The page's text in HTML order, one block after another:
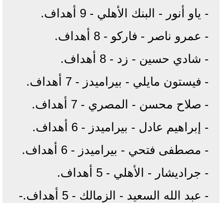
- ياو أنور - البنك الأهلي - 9 أهداف.
- عمرو ناصر - فاركو - 8 أهداف.
- شادي حسين - زد - 8 أهداف.
- فيستون مايلي - بيراميدز - 7 أهداف.
- صلاح محسن - المصري - 7 أهداف.
- إبراهيم عادل - بيراميدز - 6 أهداف.
- مصطفى فتحي - بيراميدز - 6 أهداف.
- جراديشار - الأهلي - 5 أهداف.
- عبد الله السعيد - الزمالك - 5 أهداف.-